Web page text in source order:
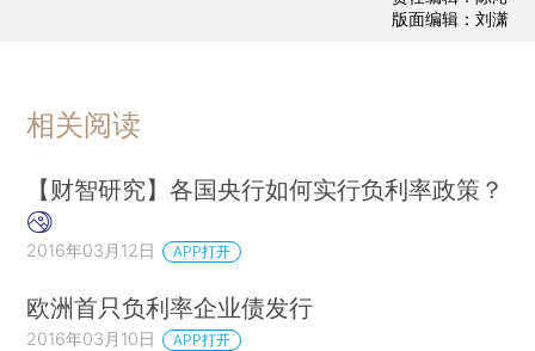
版面编辑：刘潇
相关阅读
【财智研究】各国央行如何实行负利率政策？
2016年03月12日 APP打开
欧洲首只负利率企业债发行
2016年03月10日 APP打开